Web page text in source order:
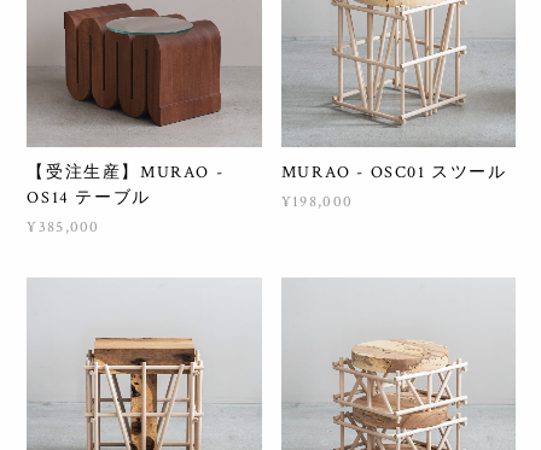
【受注生産】MURAO -
OS14 テーブル
¥385,000
MURAO - OSC01 スツール
¥198,000